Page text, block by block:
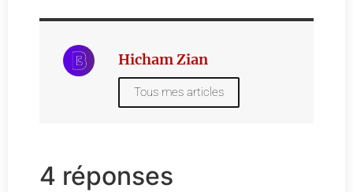
Hicham Zian
Tous mes articles
4 réponses